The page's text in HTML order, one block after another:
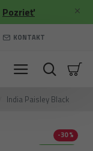
Pozrieť
KONTAKT
India Paisley Black
-30 %